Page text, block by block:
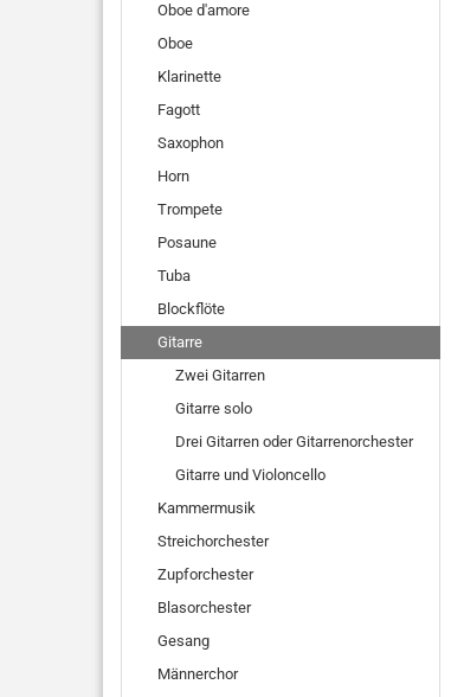
Oboe d'amore
Oboe
Klarinette
Fagott
Saxophon
Horn
Trompete
Posaune
Tuba
Blockflöte
Gitarre
Zwei Gitarren
Gitarre solo
Drei Gitarren oder Gitarrenorchester
Gitarre und Violoncello
Kammermusik
Streichorchester
Zupforchester
Blasorchester
Gesang
Männerchor